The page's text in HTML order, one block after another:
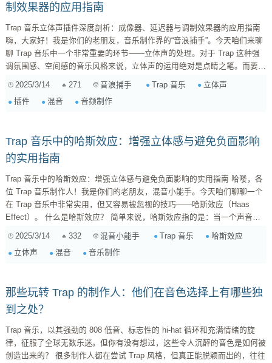
制效果器的应用指南
Trap 音乐立体声插件深度剖析：成像器、延迟器与调制效果器的应用指南
嗨，大家好！我是你们的老朋友，音乐制作界的“音浪捕手”。今天咱们来聊
聊 Trap 音乐中一个非常重要的环节——立体声的处理。对于 Trap 这种强
调氛围感、空间感的音乐风格来说，立体声的运用绝对是点睛之笔。而要做
下在 Trap 音乐制作中，几种常见的立体声插件，包括成像器、延迟器、调
制效果器，它们是如何工作的，又该如何选择和使用。 一、立体声成像器
2025/3/14 271 音浪捕手 Trap 音乐
立体声
插件
混音 音频制作
Trap 音乐中的哈斯效应：增强立体感与避免负面影响
的实用指南
Trap 音乐中的哈斯效应：增强立体感与避免负面影响的实用指南 哈喽，各
位 Trap 音乐制作人！我是你们的老朋友，混音小能手。今天咱们聊聊一个
在 Trap 音乐中非常实用，但又容易被忽视的技巧——哈斯效应（Haas
Effect）。 什么是哈斯效应？ 简单来说，哈斯效应指的是：当一个声音及
的那一个方向。这个小小的心理声学现象，在 Trap 音乐的立体声处理中，
可以玩出很多花样。 Trap 音乐与立体声 Trap 音乐的魅力，除了它那抓耳
2025/3/14 332 混音小能手 Trap 音乐
哈斯效应
立体声
混音 音乐制作
那些玩转 Trap 的制作人：他们在音色选择上有哪些独
到之处？
Trap 音乐，以其强劲的 808 低音、标志性的 hi-hat 循环和充满情绪的旋
律，征服了全球无数乐迷。但你有没有想过，这些令人沉醉的音色是如何被
创造出来的？ 很多制作人都在尝试 Trap 风格，但真正能脱颖而出的，往往